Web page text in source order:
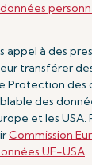
appel à des
transférer
Protection des
des
et les USA.
Commission
UE-USA.